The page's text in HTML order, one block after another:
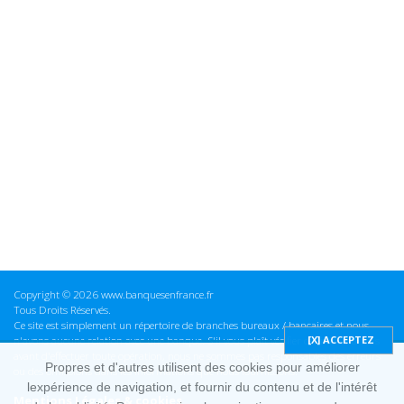
Copyright © 2026 www.banquesenfrance.fr
Tous Droits Réservés.
Ce site est simplement un répertoire de branches bureaux / bancaires et nous
n'avons aucune relation avec une banque. S'il vous plaît vérifier ces informations
avant d'effectuer toute opération, nous ne sommes pas responsables des erreurs
ou des omissions dans les informations que nous fournissons.
Mentions Légales & cookies
Propres et d'autres utilisent des cookies pour améliorer
lexpérience de navigation, et fournir du contenu et de l'intérêt